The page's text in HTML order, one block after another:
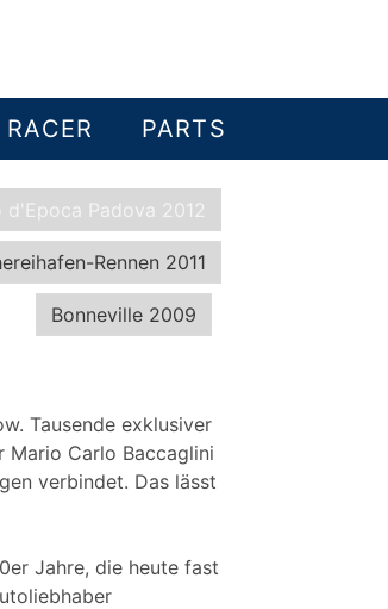
RACER PARTS
Padova 2012
Rennen 2011
Bonneville 2009
Tausende exklusiver
Mario Carlo Baccaglini
verbindet. Das lässt
Jahre, die heute fast